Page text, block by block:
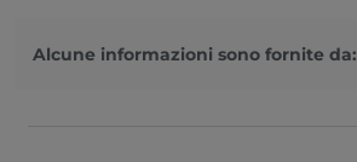
Alcune informazioni sono fornite da: